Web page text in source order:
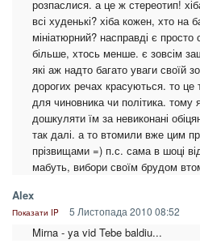
розпаслися. а це ж стереотип!
всі худенькі? хіба кожен, хто на
мініатюрний? насправді є просто
більше, хтось менше. є зовсім
які аж надто багато уваги своїй
дорогих речах красуються. то
для чиновника чи політика. тому
дошкуляти їм за невиконані
так далі. а то втомили вже цим
прізвищами =) п.с. сама в шоці
мабуть, вибори своїм брудом
Alex
Показати IP 5 Листопада 2010 08:52
Mirna - ya vid Tebe baldiu...